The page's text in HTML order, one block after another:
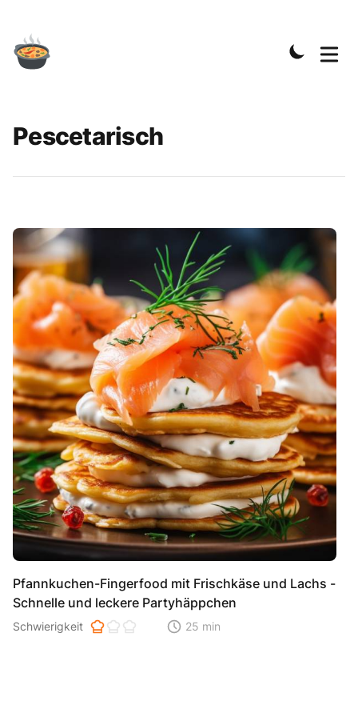
Pescetarisch
Rezepte
Pfannkuchen-Fingerfood mit Frischkäse und Lachs -
Schnelle und leckere Partyhäppchen
Schwierigkeit der Zubereitung. 1 ist einfach 2 ist mittel 3 ist
Schwierigkeit Zeitaufwand der der Zubereitung.
25 min